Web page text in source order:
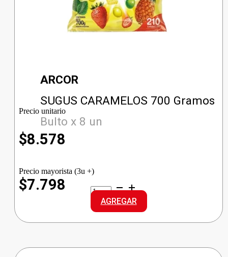
ARCOR
SUGUS CARAMELOS 700 Gramos
Bulto x 8 un
Precio unitario
$8.578
Precio mayorista (3u +)
$7.798
SUGUS
CARAMELOS
cantidad
AGREGAR